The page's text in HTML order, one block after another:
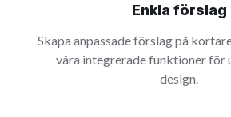
Enkla förslag
Skapa anpassade förslag på
våra integrerade funktioner för
design.